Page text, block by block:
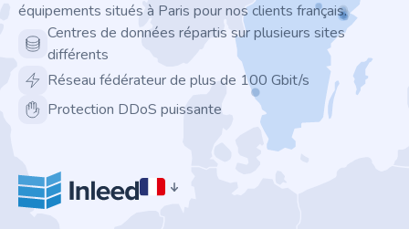
équipements situés à Paris pour nos clients français.
Centres de données répartis sur plusieurs sites
différents
Réseau fédérateur de plus de 100 Gbit/s
Protection DDoS puissante